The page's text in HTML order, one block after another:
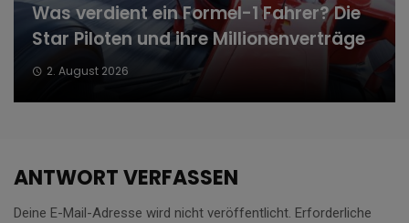
Was verdient ein Formel-1 Fahrer? Die
Star Piloten und ihre Millionenverträge
2. August 2026
ANTWORT VERFASSEN
Deine E-Mail-Adresse wird nicht veröffentlicht. Erforderliche